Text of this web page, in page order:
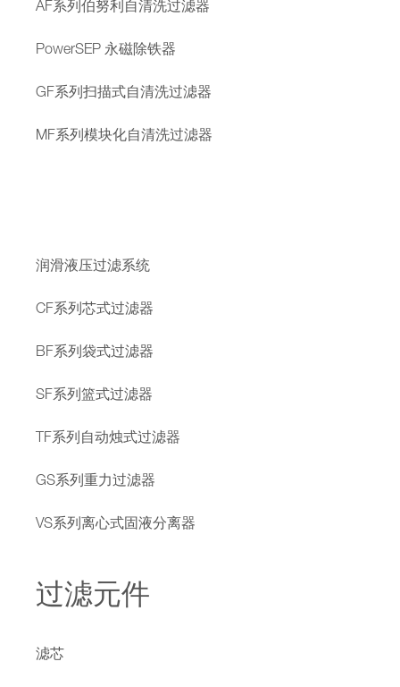
AF系列伯努利自清洗过滤器
PowerSEP 永磁除铁器
GF系列扫描式自清洗过滤器
MF系列模块化自清洗过滤器
润滑液压过滤系统
CF系列芯式过滤器
BF系列袋式过滤器
SF系列篮式过滤器
TF系列自动烛式过滤器
GS系列重力过滤器
VS系列离心式固液分离器
过滤元件
滤芯